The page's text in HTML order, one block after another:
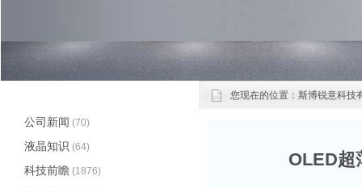
您现在的位置： 斯博锐意科技
OLED超
公司新闻 (70)
液晶知识 (64)
科技前瞻 (1876)